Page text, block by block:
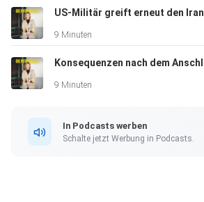
9 Minuten
9 Minuten
In Podcasts werben
Schalte jetzt Werbung in Podcasts.